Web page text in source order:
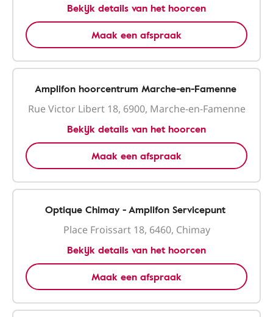
Bekijk details van het hoorcen
Maak een afspraak
Amplifon hoorcentrum Marche-en-Famenne
Rue Victor Libert 18, 6900, Marche-en-Famenne
Bekijk details van het hoorcen
Maak een afspraak
Optique Chimay - Amplifon Servicepunt
Place Froissart 18, 6460, Chimay
Bekijk details van het hoorcen
Maak een afspraak